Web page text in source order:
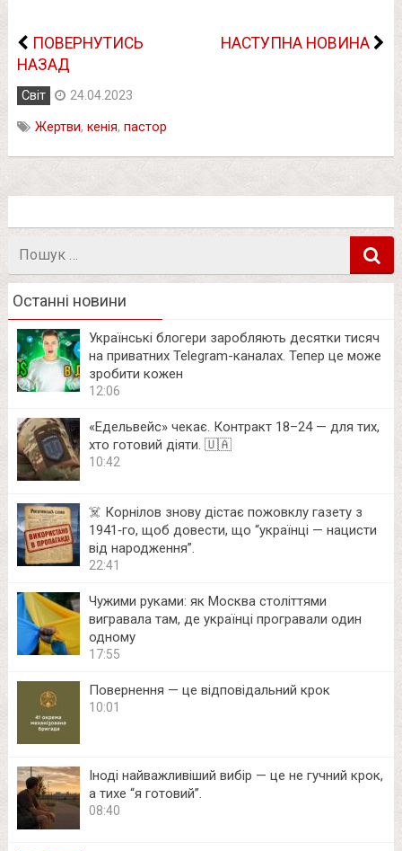
ПОВЕРНУТИСЬ
НАЗАД
НАСТУПНА НОВИНА
Світ 24.04.2023
Жертви, кенія, пастор
Пошук
Останні новини
Українські блогери заробляють десятки тисяч
на приватних Telegram-каналах. Тепер це може
зробити кожен
12:06
«Едельвейс» чекає. Контракт 18–24 — для тих,
хто готовий діяти. 🇺🇦
10:42
☠️ Корнілов знову дістає пожовклу газету з
1941‑го, щоб довести, що “українці — нацисти
від народження”.
22:41
Чужими руками: як Москва століттями
вигравала там, де українці програвали один
одному
17:55
Повернення — це відповідальний крок
10:01
Іноді найважливіший вибір — це не гучний крок,
а тихе “я готовий”.
08:40